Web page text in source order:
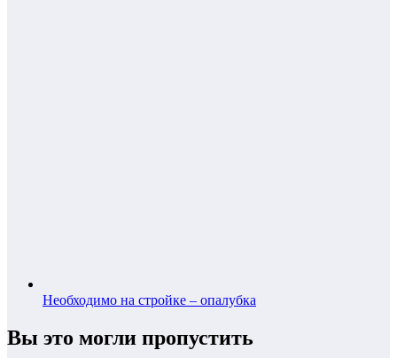
Необходимо на стройке – опалубка
Вы это могли пропустить